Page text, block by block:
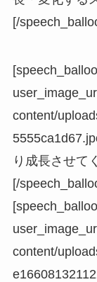
[/
content/
り成長させて
[/
content/